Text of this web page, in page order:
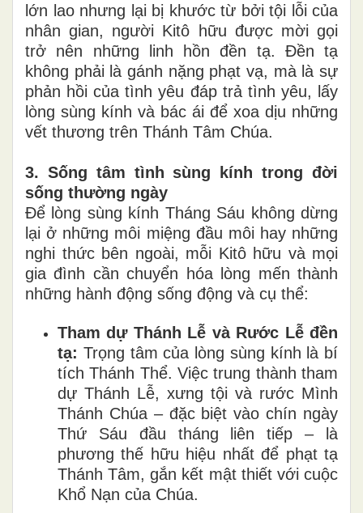
lớn lao nhưng lại bị khước từ bởi tội lỗi của
nhân gian, người Kitô hữu được mời gọi
trở nên những linh hồn đền tạ. Đền tạ
không phải là gánh nặng phạt vạ, mà là sự
phản hồi của tình yêu đáp trả tình yêu, lấy
lòng sùng kính và bác ái để xoa dịu những
vết thương trên Thánh Tâm Chúa.
3. Sống tâm tình sùng kính trong đời
sống thường ngày
Để lòng sùng kính Tháng Sáu không dừng
lại ở những môi miệng đầu môi hay những
nghi thức bên ngoài, mỗi Kitô hữu và mọi
gia đình cần chuyển hóa lòng mến thành
những hành động sống động và cụ thể:
Tham dự Thánh Lễ và Rước Lễ đền
tạ: Trọng tâm của lòng sùng kính là bí
tích Thánh Thể. Việc trung thành tham
dự Thánh Lễ, xưng tội và rước Mình
Thánh Chúa – đặc biệt vào chín ngày
Thứ Sáu đầu tháng liên tiếp – là
phương thế hữu hiệu nhất để phạt tạ
Thánh Tâm, gắn kết mật thiết với cuộc
Khổ Nạn của Chúa.